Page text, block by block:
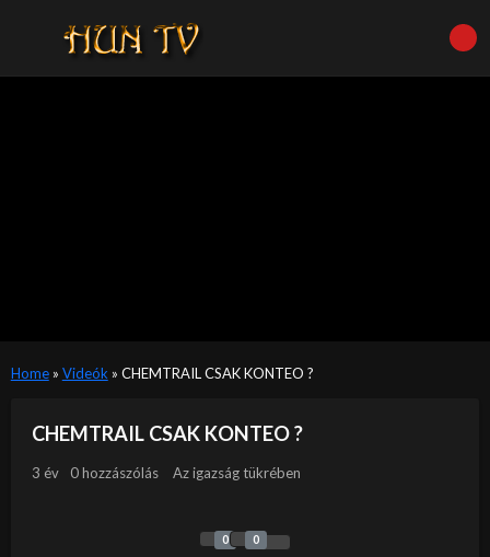
Home» Videók » CHEMTRAIL CSAK KONTEO ?
CHEMTRAIL CSAK KONTEO ?
3 év 0 hozzászólás Az igazság tükrében
0 0